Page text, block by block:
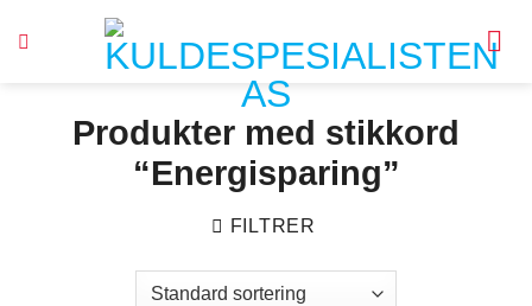
Produkter med stikkord
“Energisparing”
FILTRER